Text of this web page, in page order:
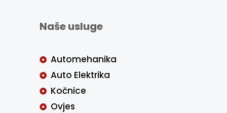
Naše usluge
Automehanika
Auto Elektrika
Kočnice
Ovjes